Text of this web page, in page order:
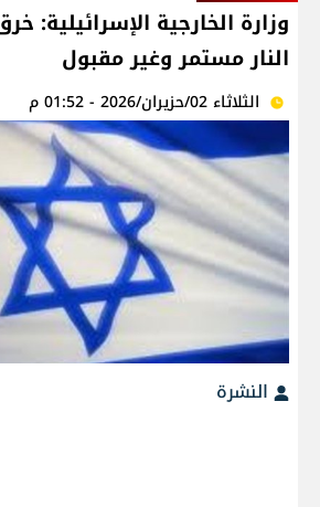
وزارة الخارجية الإسرائيلية:
النار مستمر وغير مقبول
الثلاثاء 02/حزيران/2026 - 01:52 م
النشرة